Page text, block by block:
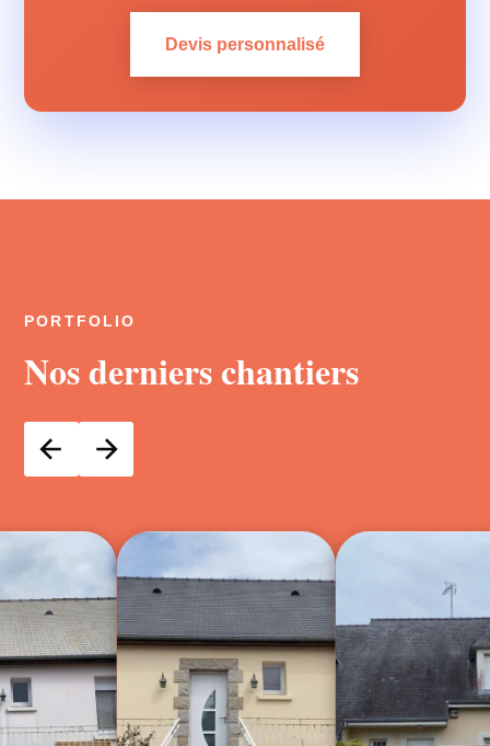
Devis personnalisé
PORTFOLIO
Nos derniers chantiers